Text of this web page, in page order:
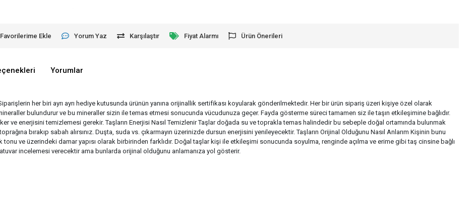
Favorilerime Ekle Yorum Yaz Karşılaştır Fiyat Alarmı Ürün Önerileri
Yorumlar
her biri ayrı ayrı hediye kutusunda ürünün yanına orijinallik sertifikası koyularak gönderilmektedir. Her bir ürün sipariş üzeri kişiye özel olarak
bulundurur ve bu mineraller sizin ile temas etmesi sonucunda vücudunuza geçer. Fayda gösterme süreci tamamen siz ile taşın etkileşimine bağlıdır.
ve enerjisini temizlemesi gerekir. Taşların Enerjisi Nasıl Temizlenir Taşlar doğada su ve toprakla temas halindedir bu sebeple doğal ortamında bulunmak
bırakıp sabah alırsınız. Duşta, suda vs. çıkarmayın üzerinizde dursun enerjisini yenileyecektir. Taşların Orijinal Olduğunu Nasıl Anlarım Kişinin bunu
ve üzerindeki damar yapısı olarak birbirinden farklıdır. Doğal taşlar kişi ile etkileşimi sonucunda soyulma, renginde açılma ve erime gibi taş cinsine bağlı
incelemesi verecektir ama bunlarda orijinal olduğunu anlamanıza yol gösterir.